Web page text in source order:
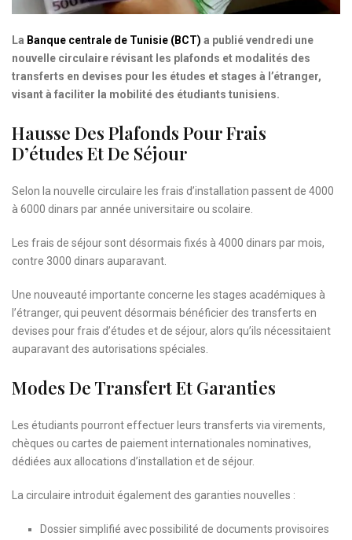
La Banque centrale de Tunisie (BCT) a publié vendredi une
nouvelle circulaire révisant les plafonds et modalités des
transferts en devises pour les études et stages à l’étranger,
visant à faciliter la mobilité des étudiants tunisiens.
Hausse Des Plafonds Pour Frais
D’études Et De Séjour
Selon la nouvelle circulaire les frais d’installation passent de 4000
à 6000 dinars par année universitaire ou scolaire.
Les frais de séjour sont désormais fixés à 4000 dinars par mois,
contre 3000 dinars auparavant.
Une nouveauté importante concerne les stages académiques à
l’étranger, qui peuvent désormais bénéficier des transferts en
devises pour frais d’études et de séjour, alors qu’ils nécessitaient
auparavant des autorisations spéciales.
Modes De Transfert Et Garanties
Les étudiants pourront effectuer leurs transferts via virements,
chèques ou cartes de paiement internationales nominatives,
dédiées aux allocations d’installation et de séjour.
La circulaire introduit également des garanties nouvelles :
Dossier simplifié avec possibilité de documents provisoires